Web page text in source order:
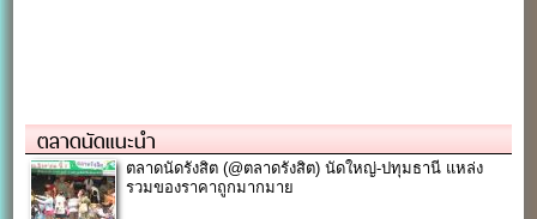
ตลาดนัดแนะนำ
ตลาดนัดรังสิต (@ตลาดรังสิต) นัดใหญ่-ปทุมธานี แหล่ง
รวมของราคาถูกมากมาย